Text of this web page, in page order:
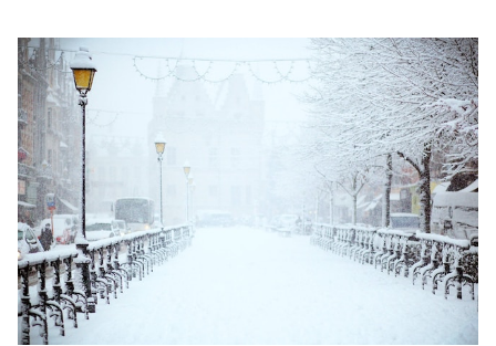
寒冷地域に住んでいる＝寒冷地向けエアコンで
はない
さいごに